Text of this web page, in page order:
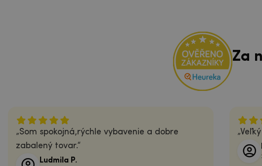
Za
Som spokojná,rýchle vybavenie a dobre
zabalený tovar.
Ludmila P.